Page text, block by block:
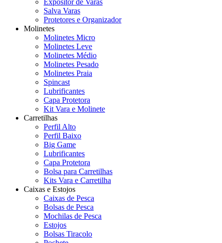
Expositor de Varas
Salva Varas
Protetores e Organizador
Molinetes
Molinetes Micro
Molinetes Leve
Molinetes Médio
Molinetes Pesado
Molinetes Praia
Spincast
Lubrificantes
Capa Protetora
Kit Vara e Molinete
Carretilhas
Perfil Alto
Perfil Baixo
Big Game
Lubrificantes
Capa Protetora
Bolsa para Carretilhas
Kits Vara e Carretilha
Caixas e Estojos
Caixas de Pesca
Bolsas de Pesca
Mochilas de Pesca
Estojos
Bolsas Tiracolo